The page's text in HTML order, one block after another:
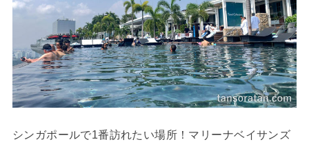
シンガポールで1番訪れたい場所！マリーナベイサンズ